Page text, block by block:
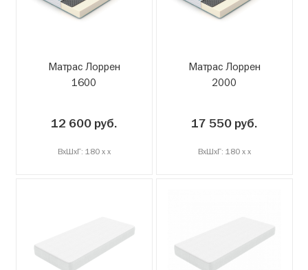
Матрас Лоррен
1600
12 600 руб.
ВxШxГ: 180 x x
Матрас Лоррен
2000
17 550 руб.
ВxШxГ: 180 x x